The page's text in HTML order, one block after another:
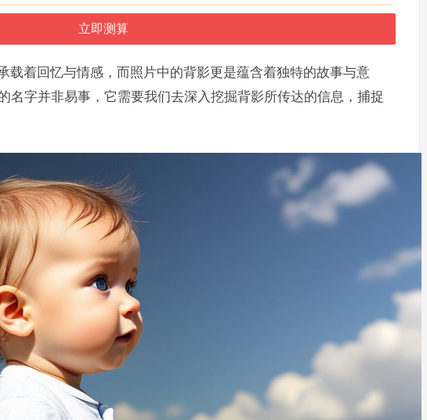
载着回忆与情感，而照片中的背影更是蕴含着独特的故事与意
名字并非易事，它需要我们去深入挖掘背影所传达的信息，捕捉